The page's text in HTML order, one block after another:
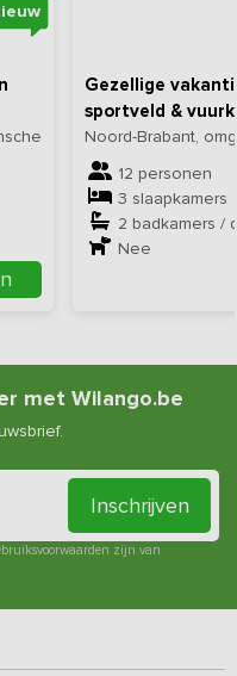
Plassen
Gezellige
sportveld &
Noord-Brabant,
12 personen
3 slaapkamers
2 badkamers /
Nee
met Wilango.be
Inschrijven
zijn van